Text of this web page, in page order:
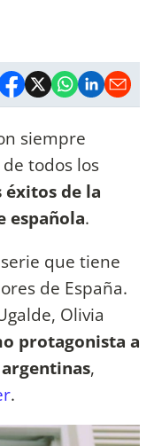
siempre
todos los
éxitos de la
española.
que tiene
de España.
Olivia
protagonista a
,
.